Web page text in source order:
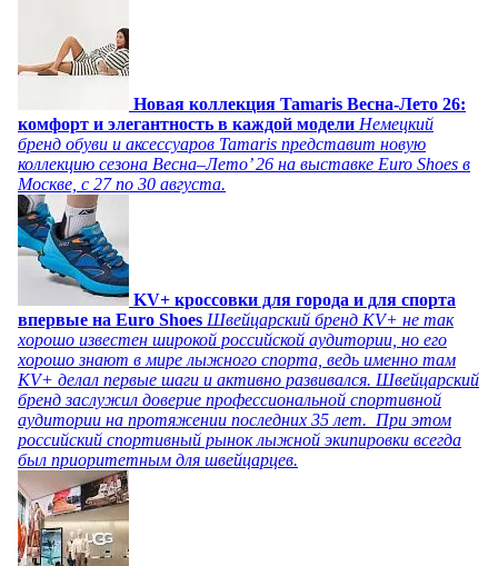
Новая коллекция Tamaris Весна-Лето 26:
комфорт и элегантность в каждой модели Немецкий
бренд обуви и аксессуаров Tamaris представит новую
коллекцию сезона Весна–Лето’ 26 на выставке Euro Shoes в
Москве, с 27 по 30 августа.
KV+ кроссовки для города и для спорта
впервые на Euro Shoes Швейцарский бренд KV+ не так
хорошо известен широкой российской аудитории, но его
хорошо знают в мире лыжного спорта, ведь именно там
KV+ делал первые шаги и активно развивался. Швейцарский
бренд заслужил доверие профессиональной спортивной
аудитории на протяжении последних 35 лет. При этом
российский спортивный рынок лыжной экипировки всегда
был приоритетным для швейцарцев.